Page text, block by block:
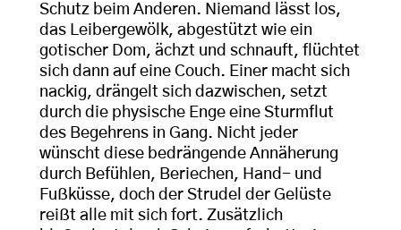
Schutz beim Anderen. Niemand lässt los,
das Leibergewölk, abgestützt wie ein
gotischer Dom, ächzt und schnauft, flüchtet
sich dann auf eine Couch. Einer macht sich
nackig, drängelt sich dazwischen, setzt
durch die physische Enge eine Sturmflut
des Begehrens in Gang. Nicht jeder
wünscht diese bedrängende Annäherung
durch Befühlen, Beriechen, Hand- und
Fußküsse, doch der Strudel der Gelüste
reißt alle mit sich fort. Zusätzlich